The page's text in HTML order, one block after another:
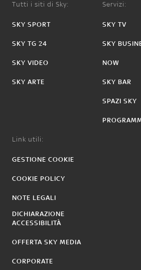
Tutti i siti di Sky:
SKY SPORT
SKY TG 24
SKY VIDEO
SKY ARTE
Servizi:
SKY TV
SKY
NOW
SKY BAR
SPAZI SKY
Link utili:
GESTIONE COOKIE
COOKIE POLICY
NOTE LEGALI
DICHIARAZIONE
ACCESSIBILITÀ
OFFERTA SKY MEDIA
CORPORATE